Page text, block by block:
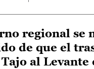
regional se
de que el
al Levante